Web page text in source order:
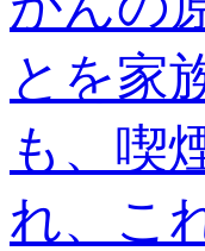
とを家
も、喫
れ、こ